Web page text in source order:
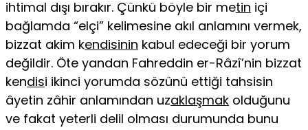
ihtimal dışı bırakır. Çünkü böyle bir metin içi
bağlamda “elçi” kelimesine akıl anlamını vermek,
bizzat akim kendisinin kabul edeceği bir yorum
değildir. Öte yandan Fahreddin er-Râzî’nin bizzat
kendisi ikinci yorumda sözünü ettiği tahsisin
âyetin zâhir anlamından uzaklaşmak olduğunu
ve fakat yeterli delil olması durumunda bunu